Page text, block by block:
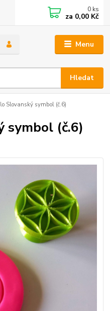
Menu
Hledat
0 ks
za 0,00 Kč
Slovanský symbol (č.6)
symbol (č.6)